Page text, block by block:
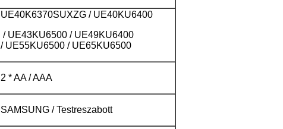
UE40K6370SUXZG / UE40KU6400
/ UE43KU6500 / UE49KU6400
/ UE55KU6500 / UE65KU6500
2 * AA / AAA
SAMSUNG / Testreszabott